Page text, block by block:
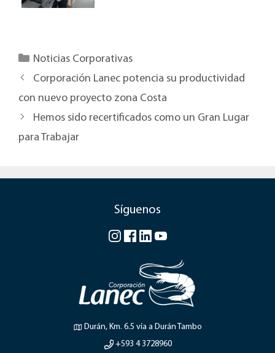
Categories
Noticias Corporativas
Corporación Lanec potencia su productividad
con nuevo proyecto zona Costa
Hemos sido recertificados como un Gran Lugar
para Trabajar
Síguenos
Durán, Km. 6.5 vía a Durán Tambo
+593 4 3728960